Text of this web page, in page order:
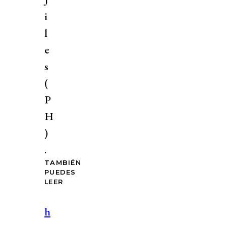
i
l
e
s
(
P
H
)
.
TAMBIÉN
PUEDES
LEER